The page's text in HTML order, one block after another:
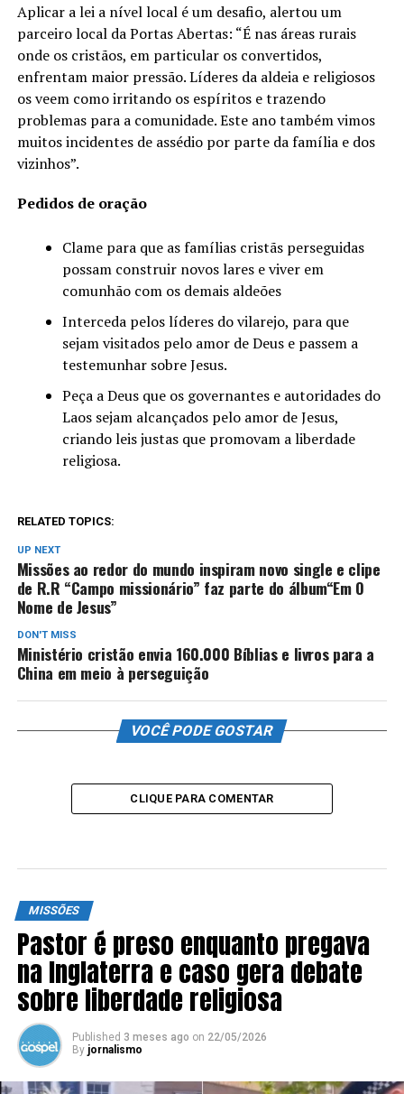
Aplicar a lei a nível local é um desafio, alertou um
parceiro local da Portas Abertas: “É nas áreas rurais
onde os cristãos, em particular os convertidos,
enfrentam maior pressão. Líderes da aldeia e religiosos
os veem como irritando os espíritos e trazendo
problemas para a comunidade. Este ano também vimos
muitos incidentes de assédio por parte da família e dos
vizinhos”.
Pedidos de oração
Clame para que as famílias cristãs perseguidas
possam construir novos lares e viver em
comunhão com os demais aldeões
Interceda pelos líderes do vilarejo, para que
sejam visitados pelo amor de Deus e passem a
testemunhar sobre Jesus.
Peça a Deus que os governantes e autoridades do
Laos sejam alcançados pelo amor de Jesus,
criando leis justas que promovam a liberdade
religiosa.
RELATED TOPICS:
UP NEXT
Missões ao redor do mundo inspiram novo single e clipe
de R.R “Campo missionário” faz parte do álbum“Em O
Nome de Jesus”
DON'T MISS
Ministério cristão envia 160.000 Bíblias e livros para a
China em meio à perseguição
VOCÊ PODE GOSTAR
CLIQUE PARA COMENTAR
MISSÕES
Pastor é preso enquanto pregava
na Inglaterra e caso gera debate
sobre liberdade religiosa
Published 3 meses ago on 22/05/2026
By jornalismo